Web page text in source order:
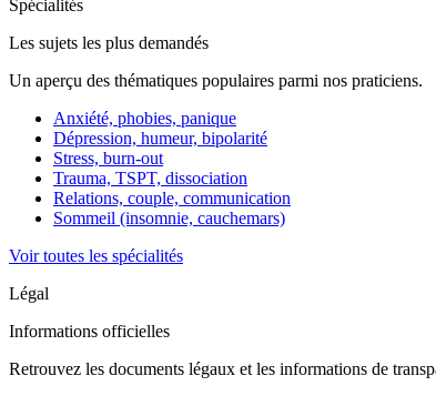
Spécialités
Les sujets les plus demandés
Un aperçu des thématiques populaires parmi nos praticiens.
Anxiété, phobies, panique
Dépression, humeur, bipolarité
Stress, burn-out
Trauma, TSPT, dissociation
Relations, couple, communication
Sommeil (insomnie, cauchemars)
Voir toutes les spécialités
Légal
Informations officielles
Retrouvez les documents légaux et les informations de